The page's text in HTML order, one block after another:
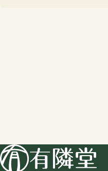
店舗一覧
店舗のご案内